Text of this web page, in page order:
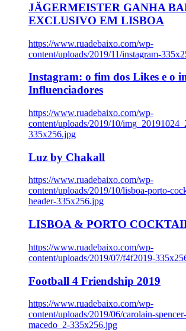
JÄGERMEISTER GANHA
EXCLUSIVO EM LISBOA
https://www.ruadebaixo.com/wp-
content/uploads/2019/11/instagram-
Instagram: o fim dos Likes e o
Influenciadores
https://www.ruadebaixo.com/wp-
content/uploads/2019/10/
335x256.jpg
Luz by Chakall
https://www.ruadebaixo.com/wp-
content/uploads/2019/10/lisboa-porto-
header-335x256.jpg
LISBOA & PORTO
https://www.ruadebaixo.com/wp-
content/uploads/2019/07/f4f2019-
Football 4 Friendship 2019
https://www.ruadebaixo.com/wp-
content/uploads/2019/06/carolain-
macedo_2-335x256.jpg